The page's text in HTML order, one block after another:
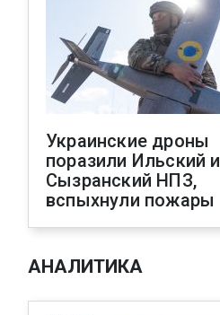
Украинские дроны
поразили Ильский и
Сызранский НПЗ,
вспыхнули пожары
АНАЛИТИКА